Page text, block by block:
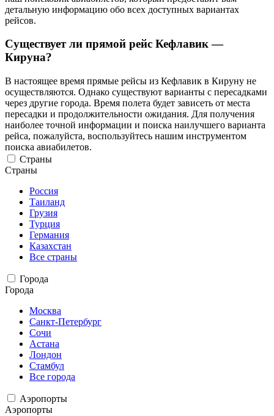
детальную информацию обо всех доступных вариантах
рейсов.
Существует ли прямой рейс Кефлавик —
Кируна?
В настоящее время прямые рейсы из Кефлавик в Кируну не
осуществляются. Однако существуют варианты с пересадками
через другие города. Время полета будет зависеть от места
пересадки и продолжительности ожидания. Для получения
наиболее точной информации и поиска наилучшего варианта
рейса, пожалуйста, воспользуйтесь нашим инструментом
поиска авиабилетов.
Страны
Страны
Россия
Таиланд
Грузия
Турция
Германия
Казахстан
Все страны
Города
Города
Москва
Санкт-Петербург
Сочи
Астана
Лондон
Стамбул
Все города
Аэропорты
Аэропорты